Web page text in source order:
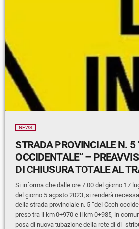
NEWS
STRADA PROVINCIALE N. 5
OCCIDENTALE” –
DI CHIUSURA TOTALE AL
Si informa che dalle ore 7.00 del giorno 17
del giorno 5 agosto 2023 ,si renderà
della strada provinciale n. 5 “dei Cech
preso tra il km 0+970 e il km 0+985, in
posa di nuova tubazione della rete di di -